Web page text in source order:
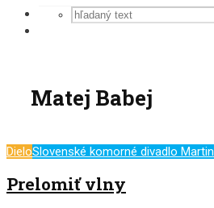
Matej Babej
DieloSlovenské komorné divadlo Martin
Prelomiť vlny